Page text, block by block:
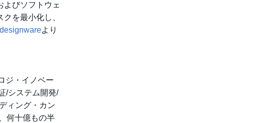
よびソフトウェ
を最小化し、
より
ジ・イノベー
/システム開発/
ィング・カン
何十億もの半